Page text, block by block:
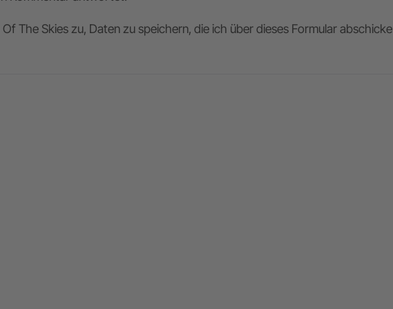
The Skies zu, Daten zu speichern, die ich über dieses Formular abschicke